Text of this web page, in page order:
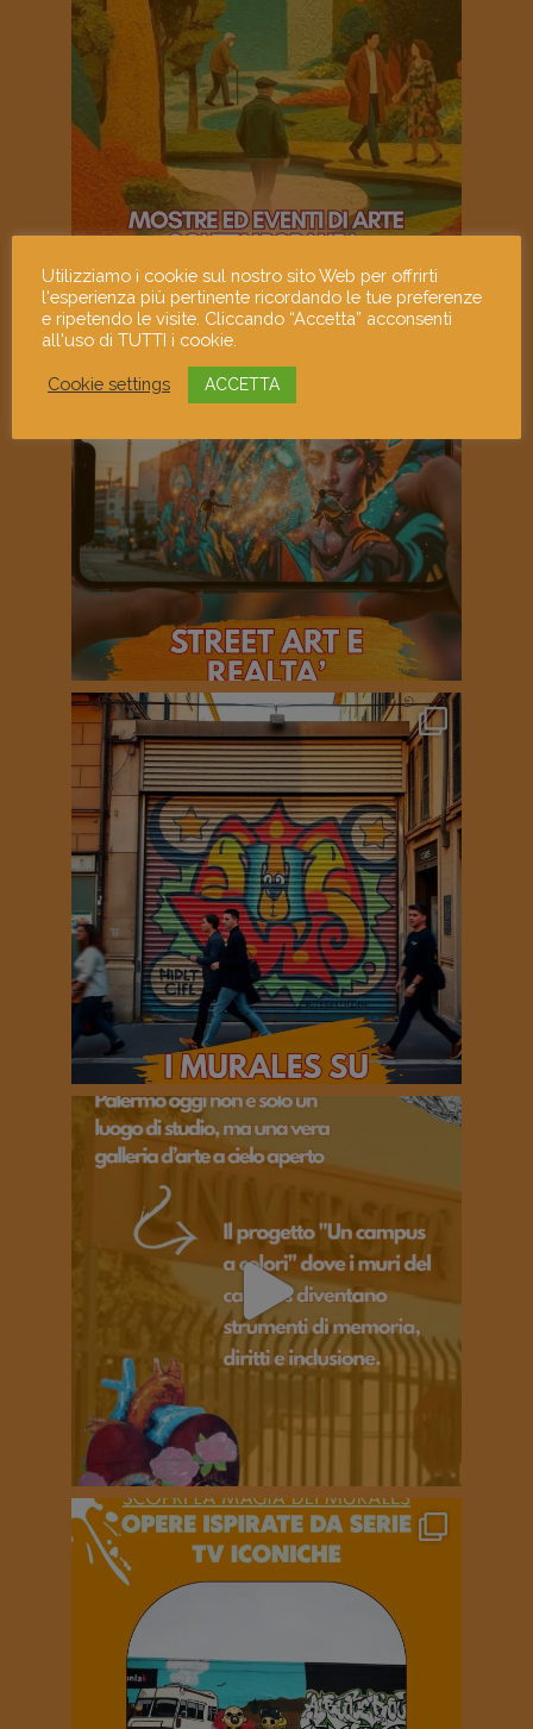
Utilizziamo i cookie sul nostro sito Web per offrirti
l'esperienza più pertinente ricordando le tue preferenze
e ripetendo le visite. Cliccando “Accetta” acconsenti
all'uso di TUTTI i cookie.
Cookie settings ACCETTA